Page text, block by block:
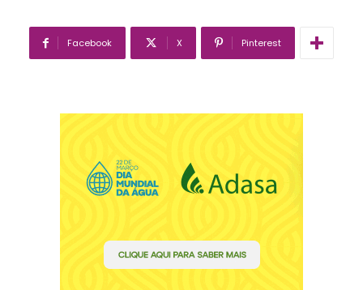
Facebook X Pinterest